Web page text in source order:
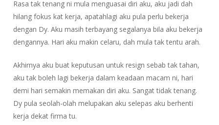
Rasa tak tenang ni mula menguasai diri aku, aku jadi dah
hilang fokus kat kerja, apatahlagi aku pula perlu bekerja
dengan Dy. Aku masih terbayang segalanya bila aku bekerja
dengannya. Hari aku makin celaru, dah mula tak tentu arah.
Akhirnya aku buat keputusan untuk resign sebab tak tahan,
aku tak boleh lagi bekerja dalam keadaan macam ni, hari
demi hari semakin memakan diri aku. Sangat tidak tenang.
Dy pula seolah-olah melupakan aku selepas aku berhenti
kerja dekat firma tu.